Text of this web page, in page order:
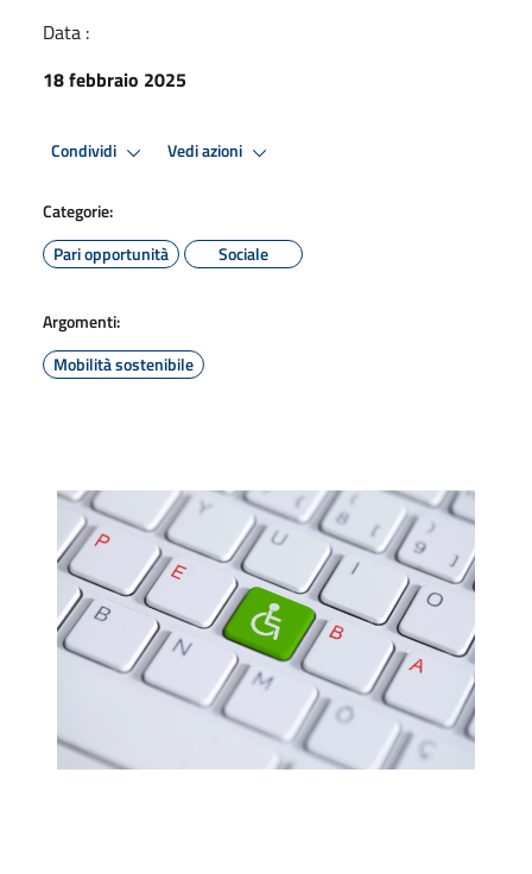
Data :
18 febbraio 2025
Condividi Vedi azioni
Categorie:
Pari opportunità
Sociale
Argomenti:
Mobilità sostenibile